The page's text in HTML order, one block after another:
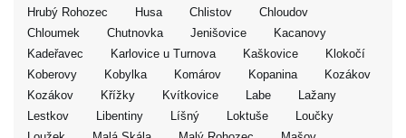
Hrubý Rohozec
Husa Chlistov
Chloudov
Chloumek
Chutnovka Jenišovice
Kacanovy
Kadeřavec
Karlovice u Turnova Kaškovice
Klokočí
Koberovy
Kobylka Komárov Kopanina
Kozákov
Kozákov
Křížky Kvítkovice Labe
Lažany
Lestkov
Libentiny Líšný Loktuše
Loučky